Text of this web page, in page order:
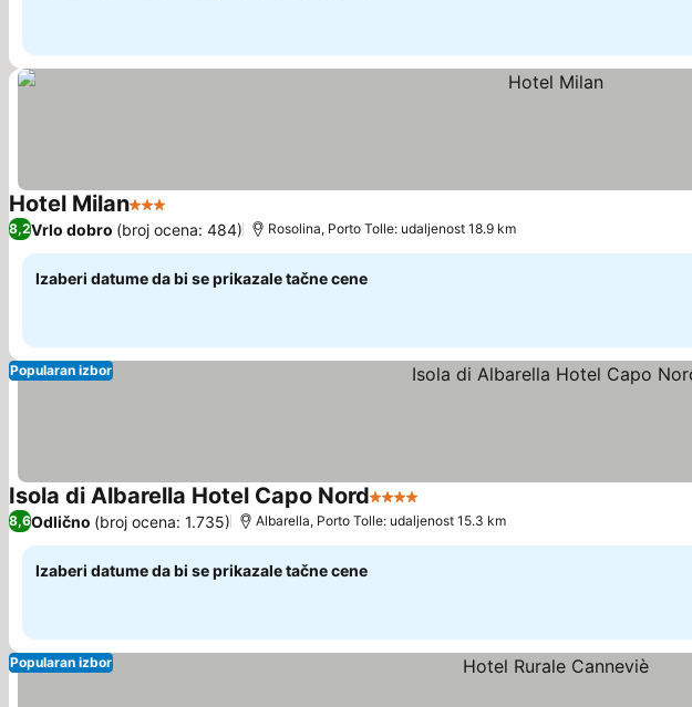
Hotel Milan3 ZvezdicePogledaj cene
8,2Vrlo dobro (broj ocena: 484) Rosolina, Porto Tolle: udaljenost 18.9 km
Izaberi datume da bi se prikazale tačne cene
Popularan izbor
Isola di Albarella Hotel Capo Nord4 Zvezdice
8,6Odlično (broj ocena: 1.735) Albarella, Porto Tolle: udaljenost 15.3 km
Izaberi datume da bi se prikazale tačne cene
Popularan izbor